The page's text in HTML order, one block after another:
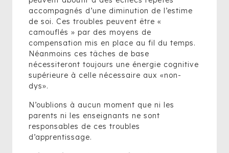
accompagnés d’une diminution de l’estime
de soi. Ces troubles peuvent être «
camouflés » par des moyens de
compensation mis en place au fil du temps.
Néanmoins ces tâches de base
nécessiteront toujours une énergie cognitive
supérieure à celle nécessaire aux «non-
dys».
N’oublions à aucun moment que ni les
parents ni les enseignants ne sont
responsables de ces troubles
d’apprentissage.